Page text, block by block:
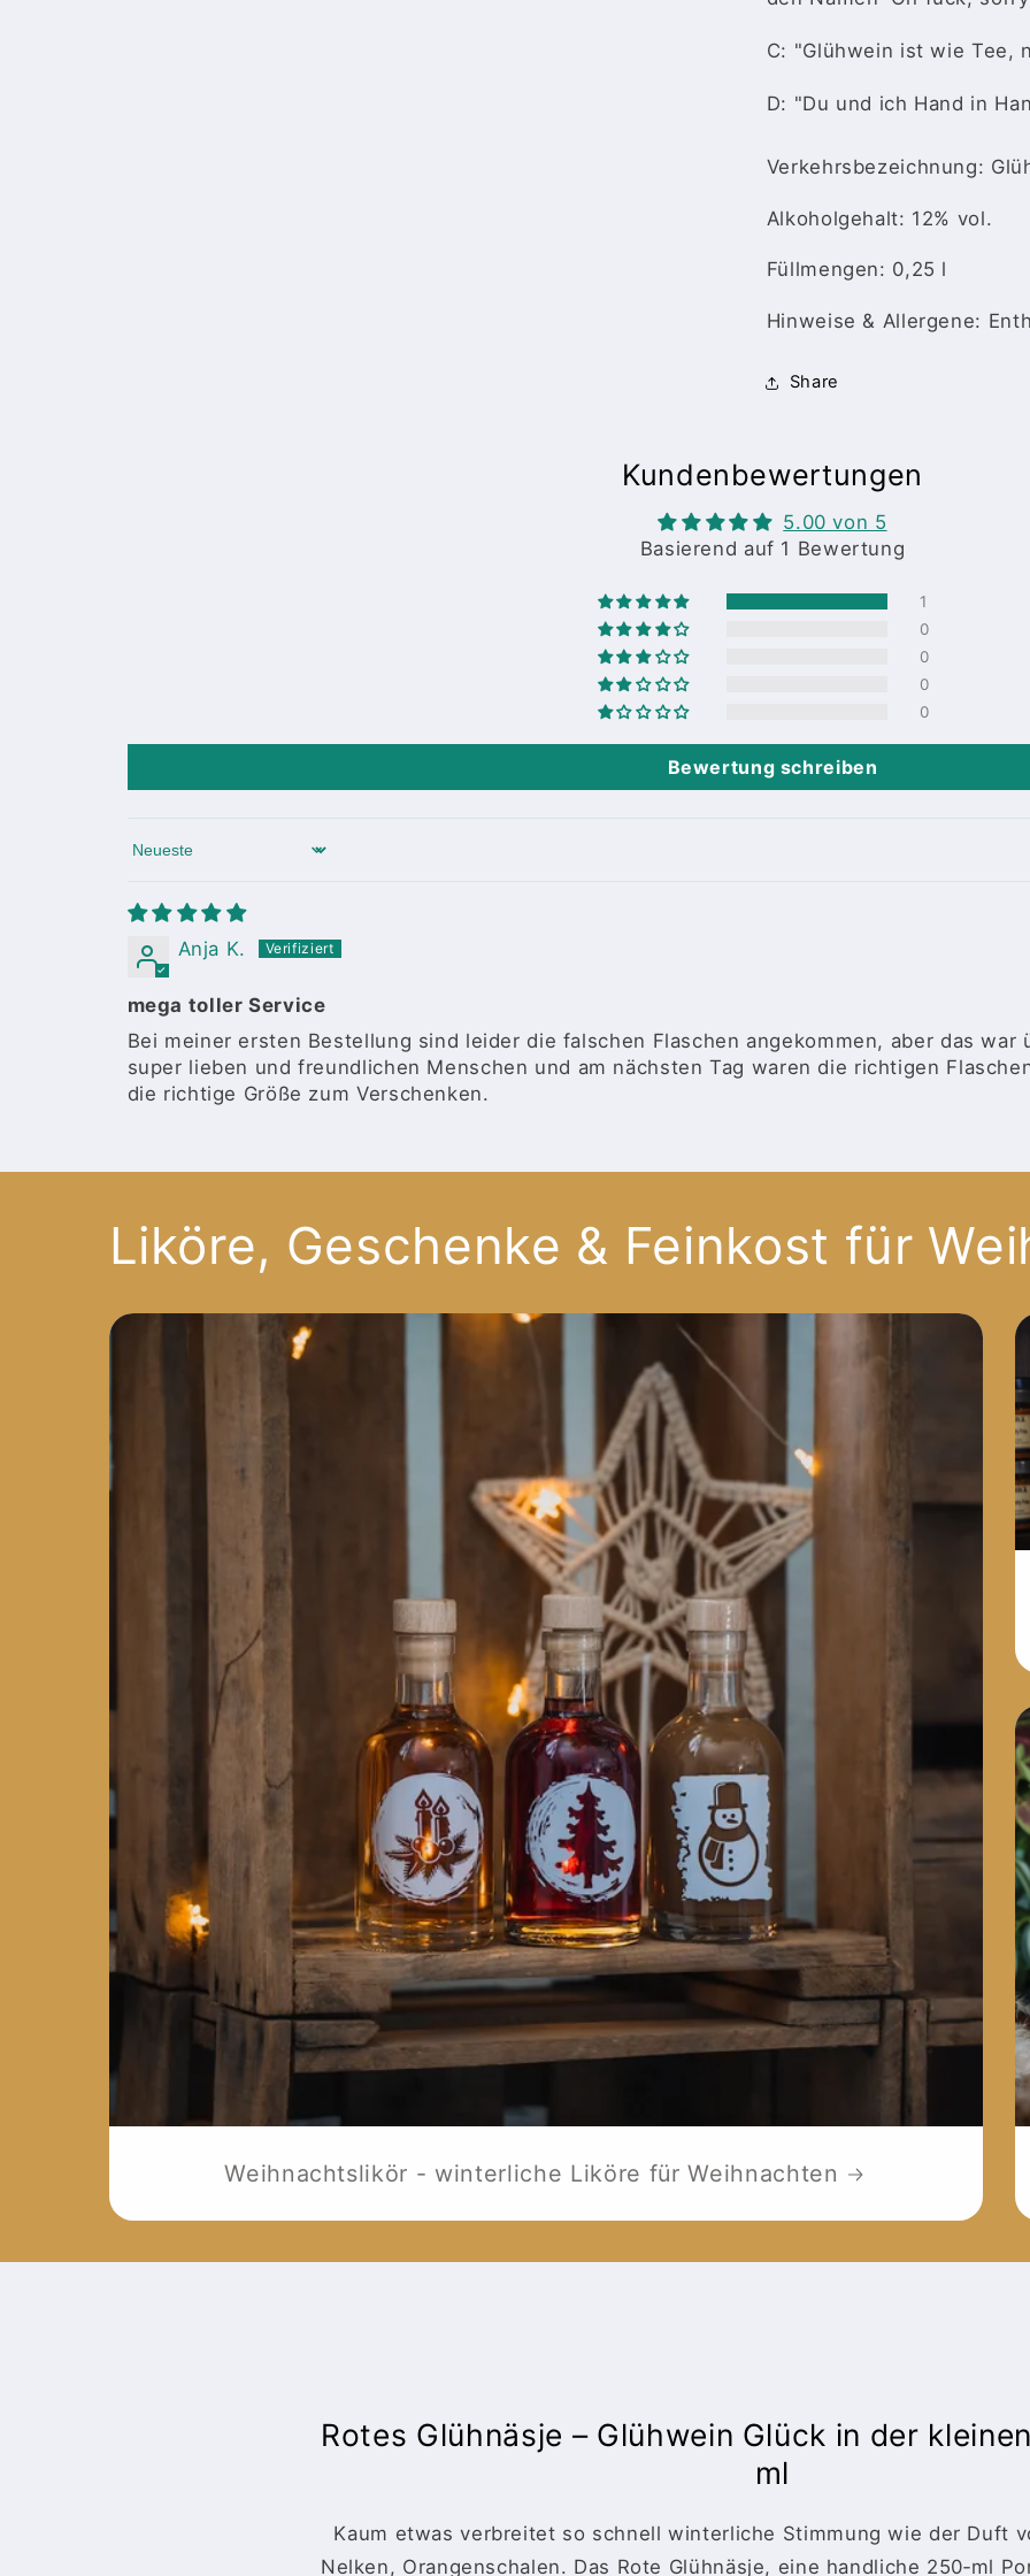
C: "Glühwein ist wie Tee,
D: "Du und ich Hand in
Verkehrsbezeichnung:
Alkoholgehalt: 12% vol.
Füllmengen: 0,25 l
Hinweise & Allergene:
Share
Kundenbewertungen
5.00 von 5
Basierend auf 1 Bewertung
1
0
0
0
0
Bewertung schreiben
Sort by
Anja K.
mega toller Service
Bei meiner ersten Bestellung sind leider die falschen Flaschen angekommen, aber das war
super lieben und freundlichen Menschen und am nächsten Tag waren die richtigen
die richtige Größe zum Verschenken.
Liköre, Geschenke & Feinkost für
Weihnachtslikör - winterliche Liköre für Weihnachten
Rotes Glühnäsje – Glühwein Glück in der
ml
Kaum etwas verbreitet so schnell winterliche Stimmung wie der Duft
Nelken, Orangenschalen. Das Rote Glühnäsje, eine handliche 250‑ml